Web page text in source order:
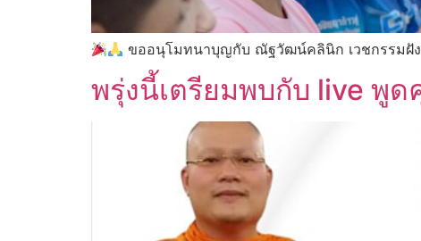
ขออนุโมทนาบุญกับ ณัฐวัฒน์คลินิก เวชกรรมฝัง
พรุ่งนี้เตรียมพบกับ live พู